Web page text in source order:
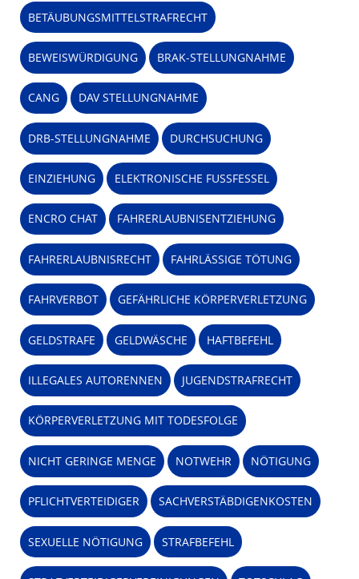
BETÄUBUNGSMITTELSTRAFRECHT
BEWEISWÜRDIGUNG BRAK-STELLUNGNAHME
CANG DAV STELLUNGNAHME
DRB-STELLUNGNAHME DURCHSUCHUNG
EINZIEHUNG ELEKTRONISCHE FUSSFESSEL
ENCRO CHAT FAHRERLAUBNISENTZIEHUNG
FAHRERLAUBNISRECHT FAHRLÄSSIGE TÖTUNG
FAHRVERBOT GEFÄHRLICHE KÖRPERVERLETZUNG
GELDSTRAFE GELDWÄSCHE HAFTBEFEHL
ILLEGALES AUTORENNEN JUGENDSTRAFRECHT
KÖRPERVERLETZUNG MIT TODESFOLGE
NICHT GERINGE MENGE NOTWEHR NÖTIGUNG
PFLICHTVERTEIDIGER SACHVERSTÄBDIGENKOSTEN
SEXUELLE NÖTIGUNG STRAFBEFEHL